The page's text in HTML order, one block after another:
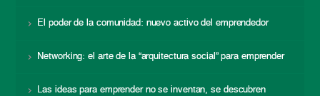
El poder de la comunidad: nuevo activo del emprendedor
Networking: el arte de la “arquitectura social” para emprender
Las ideas para emprender no se inventan, se descubren